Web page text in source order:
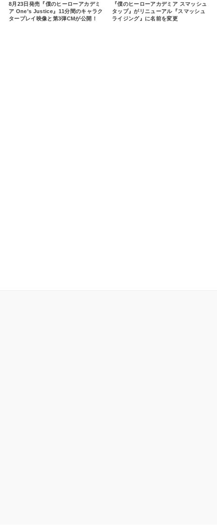
8月23日発売『僕のヒーローアカデミ
ア One’s Justice』11分間のキャラク
タープレイ映像と第3弾CMが公開！
『僕のヒーローアカデミア スマッシュ
タップ』がリニューアル『スマッシュ
ライジング』に名前を変更